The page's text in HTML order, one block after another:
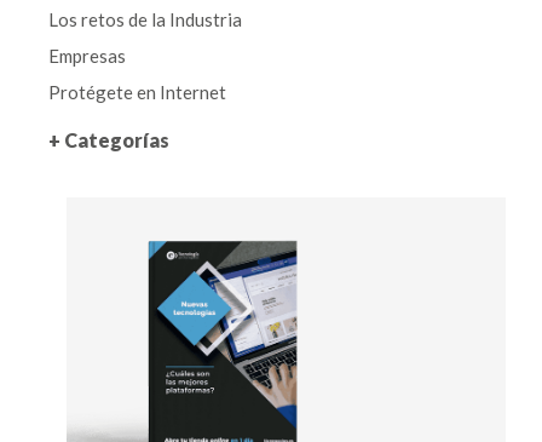
Los retos de la Industria
Empresas
Protégete en Internet
+ Categorías